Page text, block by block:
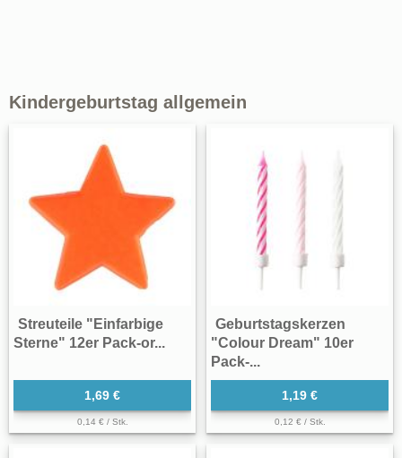
Kindergeburtstag allgemein
Streuteile "Einfarbige
Sterne" 12er Pack-or...
1,69 €
0,14 € / Stk.
Geburtstagskerzen
"Colour Dream" 10er
Pack-...
1,19 €
0,12 € / Stk.